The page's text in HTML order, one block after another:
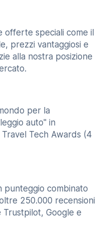
offerte speciali come il
prezzi vantaggiosi e
alla nostra posizione
per la
auto" in
Tech Awards (4
punteggio combinato
250.000 recensioni
Google e